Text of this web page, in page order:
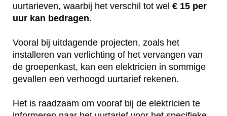
uurtarieven, waarbij het verschil tot wel € 15 per
uur kan bedragen.
Vooral bij uitdagende projecten, zoals het
installeren van verlichting of het vervangen van
de groepenkast, kan een elektricien in sommige
gevallen een verhoogd uurtarief rekenen.
Het is raadzaam om vooraf bij de elektricien te